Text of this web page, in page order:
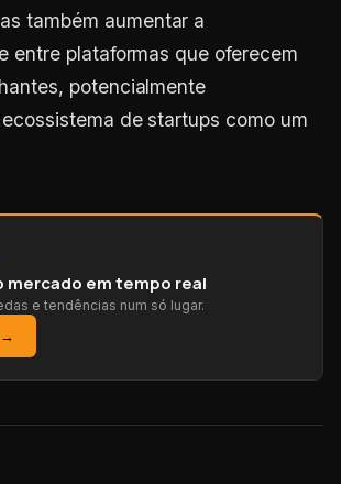
também aumentar a
entre plataformas que oferecem
potencialmente
de startups como um
mercado em tempo real
e tendências num só lugar.